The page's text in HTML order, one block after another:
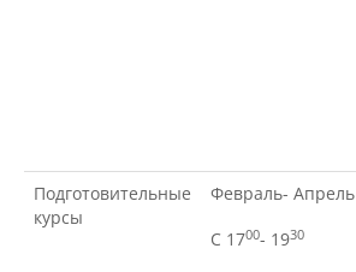
Организация питания в
образовательной организации
Подготовительные
курсы
Февраль- Апрель
С 1700- 1930